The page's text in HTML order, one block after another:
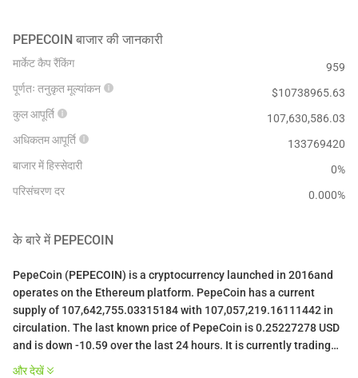
PEPECOIN बाजार की जानकारी
मार्केट कैप रैंकिंग
959
पूर्णतः तनुकृत मूल्यांकन
$10738965.63
कुल आपूर्ति
107,630,586.03
अधिकतम आपूर्ति
133769420
बाजार में हिस्सेदारी
0%
परिसंचरण दर
0.000%
के बारे में PEPECOIN
PepeCoin (PEPECOIN) is a cryptocurrency launched in 2016and
operates on the Ethereum platform. PepeCoin has a current
supply of 107,642,755.03315184 with 107,057,219.16111442 in
circulation. The last known price of PepeCoin is 0.25227278 USD
and is down -10.59 over the last 24 hours. It is currently trading
on 68 active market(s) with $657,462.13 traded over the last 24
और देखें